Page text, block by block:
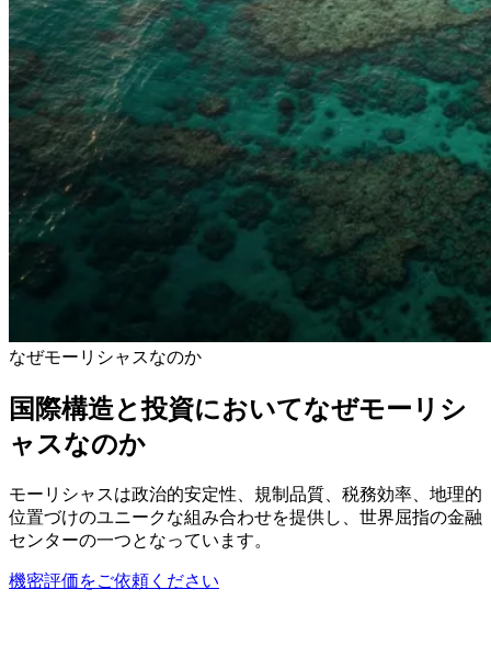
なぜモーリシャスなのか
国際構造と投資においてなぜモーリシ
ャスなのか
モーリシャスは政治的安定性、規制品質、税務効率、地理的
位置づけのユニークな組み合わせを提供し、世界屈指の金融
センターの一つとなっています。
機密評価をご依頼ください